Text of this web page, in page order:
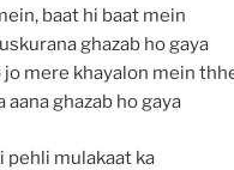
baat hi baat mein
ghazab ho gaya
jo mere khayalon mein
aana ghazab ho gaya
pehli mulakaat ka